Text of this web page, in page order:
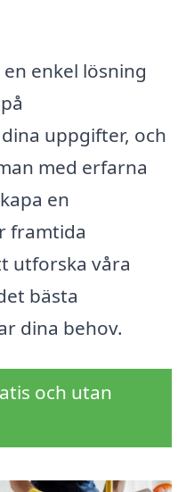
enkel lösning
uppgifter, och
med erfarna
en
framtida
utforska våra
bästa
dina behov.
och utan